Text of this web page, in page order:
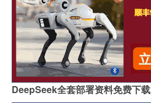
DeepSeek全套部署资料免费下载